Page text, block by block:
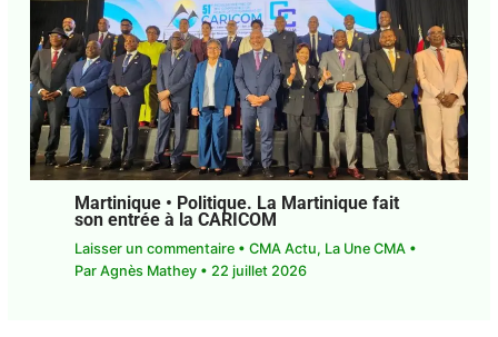
Martinique • Politique. La Martinique fait
son entrée à la CARICOM
Laisser un commentaire •CMA Actu
• Par
Agnès Mathey •22 juillet 2026